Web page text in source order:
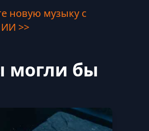
новую музыку с
>>
могли бы